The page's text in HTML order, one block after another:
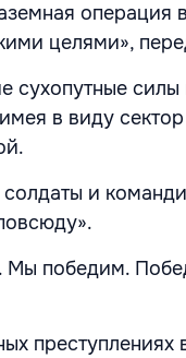
операция в
целями»,
сухопутные
в виду
и
Мы победим.
преступлениях